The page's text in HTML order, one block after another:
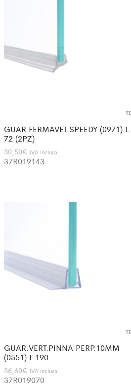
GUAR.FERMAVET.SPEEDY (0971) L.
72 (2PZ)
30,50€ IVA inclusa
37R019143
GUAR.VERT.PINNA PERP.10MM
(0551) L.190
36,60€ IVA inclusa
37R019070